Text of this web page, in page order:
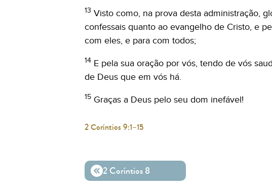
13 Visto como, na prova desta administração,
confessais quanto ao evangelho de Cristo, e
com eles, e para com todos;
14 E pela sua oração por vós, tendo de vós
de Deus que em vós há.
15 Graças a Deus pelo seu dom inefável!
2 Coríntios 9:1–15
2 Coríntios 8